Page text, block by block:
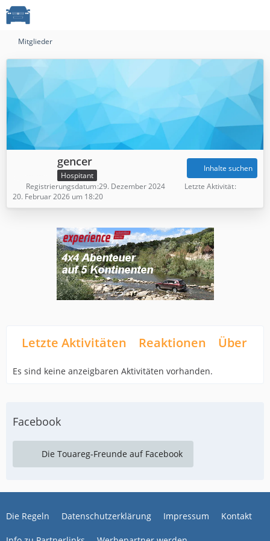
Mitglieder
gencer
Hospitant
Inhalte suchen
Registrierungsdatum 29. Dezember 2024
Letzte Aktivität
20. Februar 2026 um 18:20
Letzte Aktivitäten Reaktionen Über
Es sind keine anzeigbaren Aktivitäten vorhanden.
Facebook
Die Touareg-Freunde auf Facebook
Die Regeln Datenschutzerklärung Impressum Kontakt